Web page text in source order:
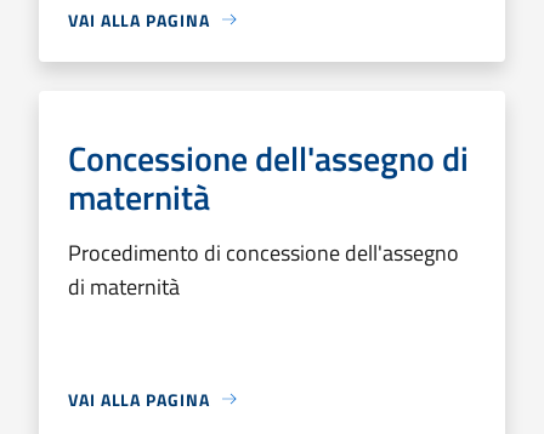
VAI ALLA PAGINA
Concessione dell'assegno di
maternità
Procedimento di concessione dell'assegno
di maternità
VAI ALLA PAGINA